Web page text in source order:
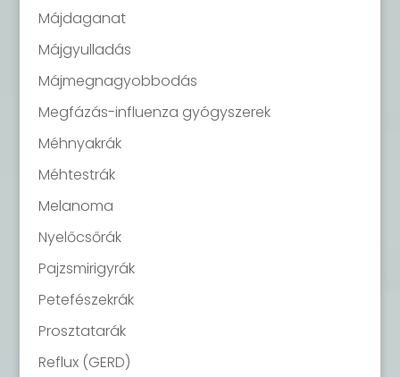
Májdaganat
Májgyulladás
Májmegnagyobbodás
Megfázás-influenza gyógyszerek
Méhnyakrák
Méhtestrák
Melanoma
Nyelőcsőrák
Pajzsmirigyrák
Petefészekrák
Prosztatarák
Reflux (GERD)